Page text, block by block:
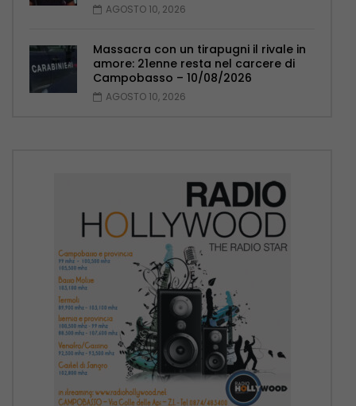
AGOSTO 10, 2026
Massacra con un tirapugni il rivale in
amore: 21enne resta nel carcere di
Campobasso – 10/08/2026
AGOSTO 10, 2026